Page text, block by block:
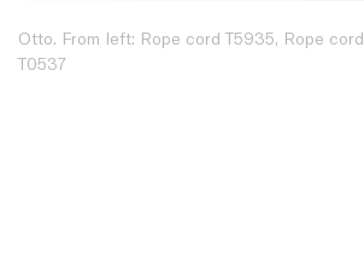
Otto. From left: Rope cord T5935, Rope cord
T0537